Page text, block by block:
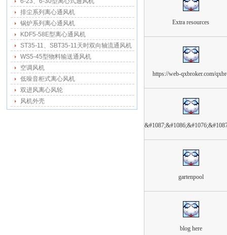
排尘系列离心通风机
锅炉系列离心通风机
KDF5-58E型离心通风机
ST35-11、SBT35-11天时双向轴流通风机
WS5-45型物料输送通风机
空调风机
低噪音柜式离心风机
双进风离心风轮
风机外壳
Extra resources
https://web-qxbroker.com/
gartenpool
blog here